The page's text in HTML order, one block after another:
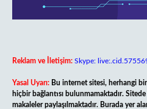
Reklam ve İletişim: Skype:
Yasal Uyarı: Bu internet sitesi, herhangi
hiçbir bağlantısı bulunmamaktadır. Sitede
makaleler paylaşılmaktadır. Burada yer